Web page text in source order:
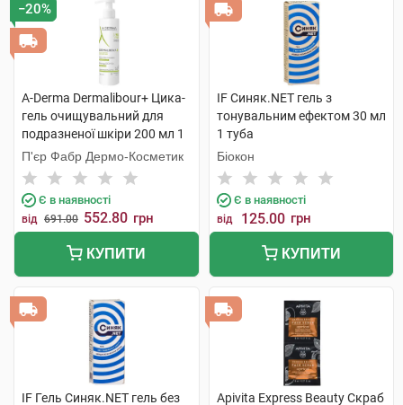
−20%
A-Derma Dermalibour+ Цика-
гель очищувальний для
подразненої шкіри 200 мл 1
флакон
П'єр Фабр Дермо-Косметик
Є в наявності
від 691.00 552.80 грн
КУПИТИ
IF Синяк.NET гель з
тонувальним ефектом 30 мл
1 туба
Біокон
Є в наявності
від 125.00 грн
КУПИТИ
IF Гель Синяк.NET гель без Apivita Express Beauty Скраб